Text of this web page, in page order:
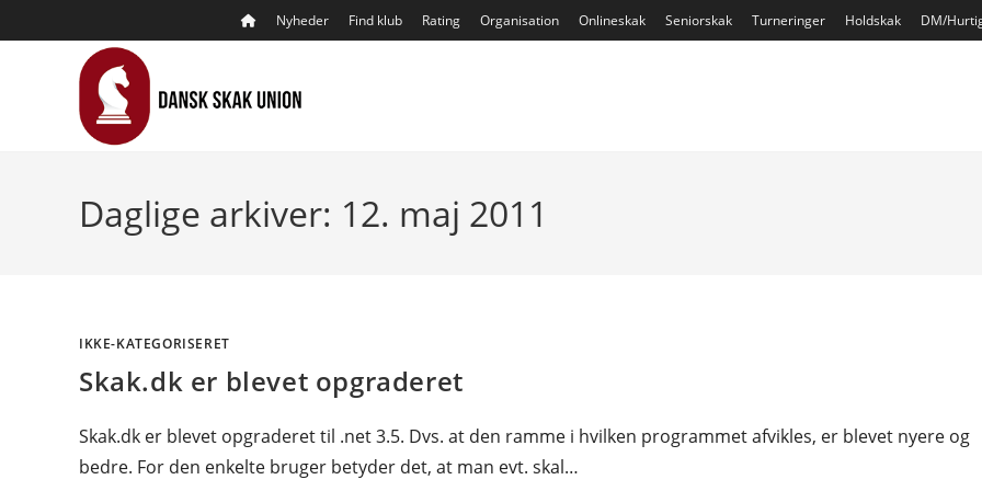
to
Nyheder Find klub Rating Organisation Onlineskak Seniorskak Turneringer Holdskak DM/
Daglige arkiver: 12. maj 2011
IKKE-KATEGORISERET
Skak.dk er blevet opgraderet
Skak.dk er blevet opgraderet til .net 3.5. Dvs. at den ramme i hvilken programmet afvikles, er blevet nyere og
bedre. For den enkelte bruger betyder det, at man evt. skal…